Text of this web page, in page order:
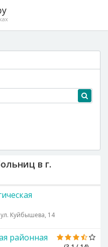
в г.
Куйбышева, 14
районная